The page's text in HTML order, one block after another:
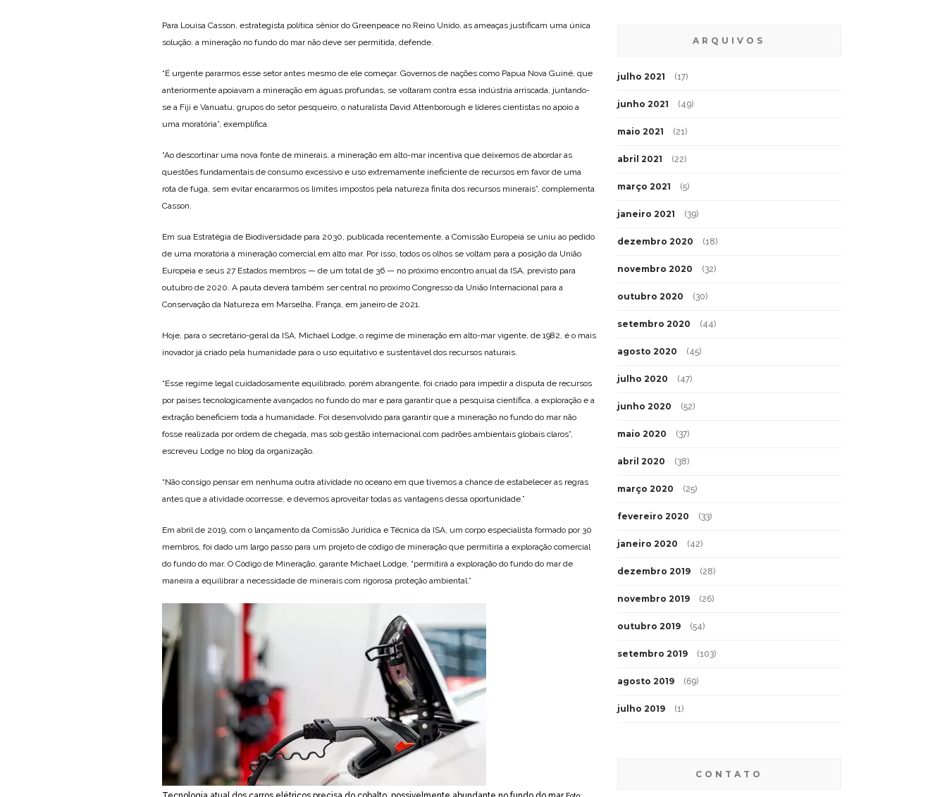
Para Louisa Casson, estrategista política sênior do Greenpeace no Reino Unido, as ameaças justificam uma única
solução: a mineração no fundo do mar não deve ser permitida, defende.
“É urgente pararmos esse setor antes mesmo de ele começar. Governos de nações como Papua Nova Guiné, que
anteriormente apoiavam a mineração em águas profundas, se voltaram contra essa indústria arriscada, juntando-
se a Fiji e Vanuatu, grupos do setor pesqueiro, o naturalista David Attenborough e líderes cientistas no apoio a
uma moratória”, exemplifica.
“Ao descortinar uma nova fonte de minerais, a mineração em alto-mar incentiva que deixemos de abordar as
questões fundamentais de consumo excessivo e uso extremamente ineficiente de recursos em favor de uma
rota de fuga, sem evitar encararmos os limites impostos pela natureza finita dos recursos minerais”, complementa
Casson.
Em sua Estratégia de Biodiversidade para 2030, publicada recentemente, a Comissão Europeia se uniu ao pedido
de uma moratória à mineração comercial em alto mar. Por isso, todos os olhos se voltam para a posição da União
Europeia e seus 27 Estados membros — de um total de 36 — no próximo encontro anual da ISA, previsto para
outubro de 2020. A pauta deverá também ser central no próximo Congresso da União Internacional para a
Conservação da Natureza em Marselha, França, em janeiro de 2021.
Hoje, para o secretário-geral da ISA, Michael Lodge, o regime de mineração em alto-mar vigente, de 1982, é o mais
inovador já criado pela humanidade para o uso equitativo e sustentável dos recursos naturais.
“Esse regime legal cuidadosamente equilibrado, porém abrangente, foi criado para impedir a disputa de recursos
por países tecnologicamente avançados no fundo do mar e para garantir que a pesquisa científica, a exploração e a
extração beneficiem toda a humanidade. Foi desenvolvido para garantir que a mineração no fundo do mar não
fosse realizada por ordem de chegada, mas sob gestão internacional com padrões ambientais globais claros”,
escreveu Lodge no blog da organização.
“Não consigo pensar em nenhuma outra atividade no oceano em que tivemos a chance de estabelecer as regras
antes que a atividade ocorresse, e devemos aproveitar todas as vantagens dessa oportunidade.”
Em abril de 2019, com o lançamento da Comissão Jurídica e Técnica da ISA, um corpo especialista formado por 30
membros, foi dado um largo passo para um projeto de código de mineração que permitiria a exploração comercial
do fundo do mar. O Código de Mineração, garante Michael Lodge, “permitirá a exploração do fundo do mar de
maneira a equilibrar a necessidade de minerais com rigorosa proteção ambiental.”
ARQUIVOS
julho 2021 (17)
junho 2021 (49)
maio 2021 (21)
abril 2021 (22)
março 2021 (5)
janeiro 2021 (39)
dezembro 2020 (18)
novembro 2020 (32)
outubro 2020 (30)
setembro 2020 (44)
agosto 2020 (45)
julho 2020 (47)
junho 2020 (52)
maio 2020 (37)
abril 2020 (38)
março 2020 (25)
fevereiro 2020 (33)
janeiro 2020 (42)
dezembro 2019 (28)
novembro 2019 (26)
outubro 2019 (54)
setembro 2019 (103)
agosto 2019 (69)
julho 2019 (1)
CONTATO